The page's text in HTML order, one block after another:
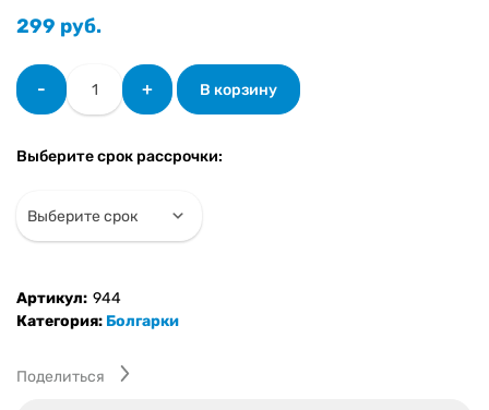
299 руб.
-
Количество
товара
Угловая
Shtenli
1000-
230
плавным
пуском,
230,
+ В корзину
Выберите срок рассрочки:
Артикул: 944
Категория: Болгарки
Поделиться